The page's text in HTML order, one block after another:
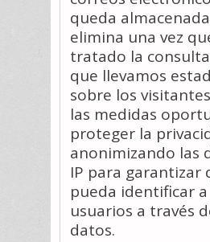
queda
elimina una vez
tratado la
que llevamos
sobre los
las medidas
proteger la
anonimizando las
IP para garantizar
pueda identificar
usuarios a través
datos.